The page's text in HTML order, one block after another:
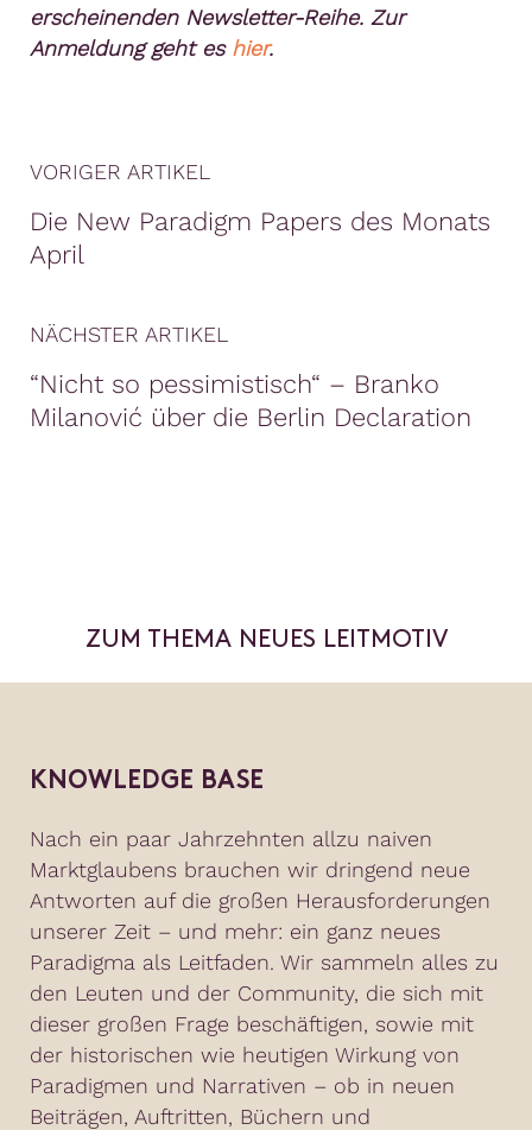
erscheinenden Newsletter-Reihe. Zur
Anmeldung geht es hier.
VORIGER ARTIKEL
Die New Paradigm Papers des Monats
April
NÄCHSTER ARTIKEL
“Nicht so pessimistisch“ – Branko
Milanović über die Berlin Declaration
ZUM THEMA NEUES LEITMOTIV
KNOWLEDGE BASE
Nach ein paar Jahrzehnten allzu naiven
Marktglaubens brauchen wir dringend neue
Antworten auf die großen Herausforderungen
unserer Zeit – und mehr: ein ganz neues
Paradigma als Leitfaden. Wir sammeln alles zu
den Leuten und der Community, die sich mit
dieser großen Frage beschäftigen, sowie mit
der historischen wie heutigen Wirkung von
Paradigmen und Narrativen – ob in neuen
Beiträgen, Auftritten, Büchern und